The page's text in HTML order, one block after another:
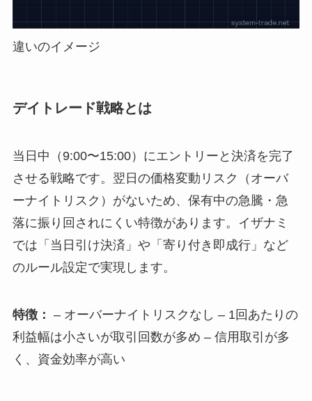
違いのイメージ
デイトレード戦略とは
当日中（9:00〜15:00）にエントリーと決済を完了
させる戦略です。翌日の価格変動リスク（オーバ
ーナイトリスク）がないため、保有中の急騰・急
落に振り回されにくい特徴があります。イザナミ
では「当日引け決済」や「寄り付き即成行」など
のルール設定で実現します。
特徴： – オーバーナイトリスクなし – 1回あたりの
利益幅は小さいが取引回数が多め – 信用取引が多
く、資金効率が高い